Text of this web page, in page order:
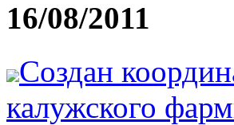
16/08/2011
Создан
калужского